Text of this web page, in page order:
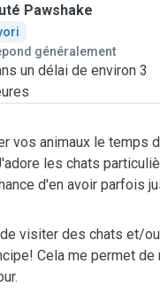
Pawshake
généralement
un délai de environ 3
vos animaux le temps
les chats
d'en avoir parfois
visiter des chats et/
Cela me permet de